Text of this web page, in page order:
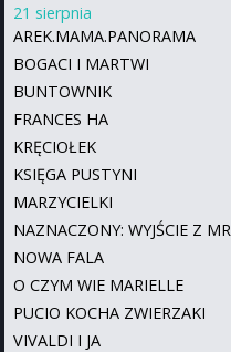
21 sierpnia
AREK.MAMA.PANORAMA
BOGACI I MARTWI
BUNTOWNIK
FRANCES HA
KRĘCIOŁEK
KSIĘGA PUSTYNI
MARZYCIELKI
NAZNACZONY: WYJŚCIE Z
NOWA FALA
O CZYM WIE MARIELLE
PUCIO KOCHA ZWIERZAKI
VIVALDI I JA